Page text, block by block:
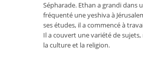
Sépharade. Ethan a grandi dans
fréquenté une yeshiva à
ses études, il a commencé à
Il a couvert une variété de
la culture et la religion.